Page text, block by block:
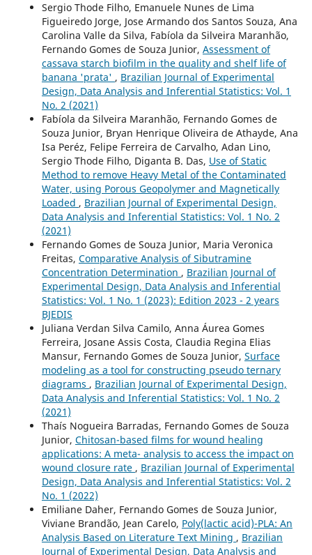
Sergio Thode Filho, Emanuele Nunes de Lima
Figueiredo Jorge, Jose Armando dos Santos Souza, Ana
Carolina Valle da Silva, Fabíola da Silveira Maranhão,
Fernando Gomes de Souza Junior, Assessment of
cassava starch biofilm in the quality and shelf life of
banana 'prata' , Brazilian Journal of Experimental
Design, Data Analysis and Inferential Statistics: Vol. 1
No. 2 (2021)
Fabíola da Silveira Maranhão, Fernando Gomes de
Souza Junior, Bryan Henrique Oliveira de Athayde, Ana
Isa Peréz, Felipe Ferreira de Carvalho, Adan Lino,
Sergio Thode Filho, Diganta B. Das, Use of Static
Method to remove Heavy Metal of the Contaminated
Water, using Porous Geopolymer and Magnetically
Loaded , Brazilian Journal of Experimental Design,
Data Analysis and Inferential Statistics: Vol. 1 No. 2
(2021)
Fernando Gomes de Souza Junior, Maria Veronica
Freitas, Comparative Analysis of Sibutramine
Concentration Determination , Brazilian Journal of
Experimental Design, Data Analysis and Inferential
Statistics: Vol. 1 No. 1 (2023): Edition 2023 - 2 years
BJEDIS
Juliana Verdan Silva Camilo, Anna Áurea Gomes
Ferreira, Josane Assis Costa, Claudia Regina Elias
Mansur, Fernando Gomes de Souza Junior, Surface
modeling as a tool for constructing pseudo ternary
diagrams , Brazilian Journal of Experimental Design,
Data Analysis and Inferential Statistics: Vol. 1 No. 2
(2021)
Thaís Nogueira Barradas, Fernando Gomes de Souza
Junior, Chitosan-based films for wound healing
applications: A meta- analysis to access the impact on
wound closure rate , Brazilian Journal of Experimental
Design, Data Analysis and Inferential Statistics: Vol. 2
No. 1 (2022)
Emiliane Daher, Fernando Gomes de Souza Junior,
Viviane Brandão, Jean Carelo, Poly(lactic acid)-PLA: An
Analysis Based on Literature Text Mining , Brazilian
Journal of Experimental Design, Data Analysis and